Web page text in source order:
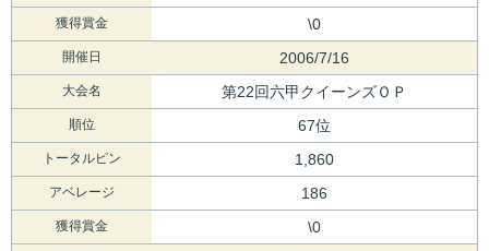
獲得賞金 \0
開催日 2006/7/16
大会名 第22回六甲クイーンズＯＰ
順位 67位
トータルピン 1,860
アベレージ 186
獲得賞金 \0